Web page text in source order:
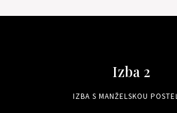
Izba 2
IZBA S MANŽELSKOU